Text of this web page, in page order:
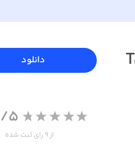
دانلود
/5
از 9 رای ثبت شده